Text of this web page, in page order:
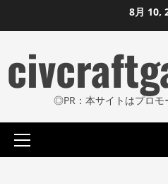
ン
ン
ツ
ス
ッ
8月 10,
◎PR：本サイトはプロモ
プ